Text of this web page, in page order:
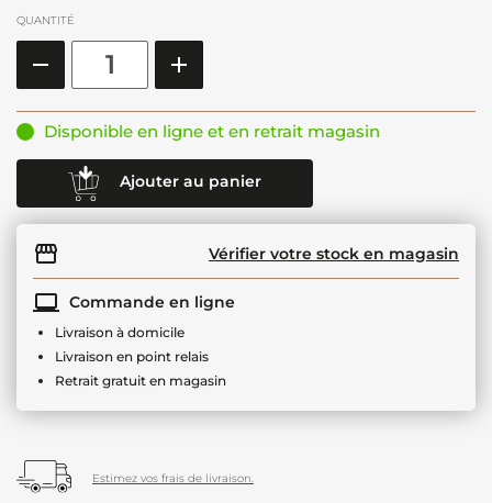
QUANTITÉ
Disponible en ligne et en retrait magasin
Ajouter au panier
Vérifier votre stock en magasin
Commande en ligne
Livraison à domicile
Livraison en point relais
Retrait gratuit en magasin
Estimez vos frais de livraison.